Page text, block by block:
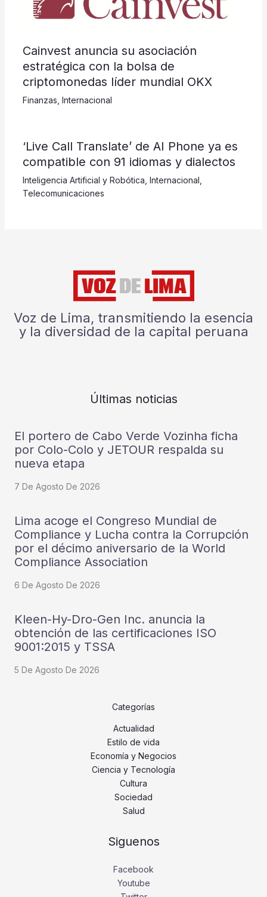
Cainvest anuncia su asociación
estratégica con la bolsa de
criptomonedas líder mundial OKX
Finanzas Internacional
‘Live Call Translate’ de AI Phone ya es
compatible con 91 idiomas y dialectos
Inteligencia Artificial y Robótica Internacional
Telecomunicaciones
Voz de Lima, transmitiendo la esencia
y la diversidad de la capital peruana
Últimas noticias
El portero de Cabo Verde Vozinha ficha
por Colo-Colo y JETOUR respalda su
nueva etapa
7 De Agosto De 2026
Lima acoge el Congreso Mundial de
Compliance y Lucha contra la Corrupción
por el décimo aniversario de la World
Compliance Association
6 De Agosto De 2026
Kleen-Hy-Dro-Gen Inc. anuncia la
obtención de las certificaciones ISO
9001:2015 y TSSA
5 De Agosto De 2026
Categorías
Actualidad
Estilo de vida
Economía y Negocios
Ciencia y Tecnología
Cultura
Sociedad
Salud
Siguenos
Facebook
Youtube